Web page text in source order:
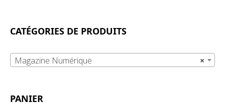
CATÉGORIES DE PRODUITS
×
Magazine Numérique
PANIER